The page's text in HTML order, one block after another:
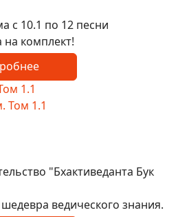
с 10.1 по 12 песни
на комплект!
1.1
"Бхактиведанта Бук
ведического знания.